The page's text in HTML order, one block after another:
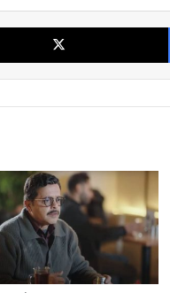
فيسبوك